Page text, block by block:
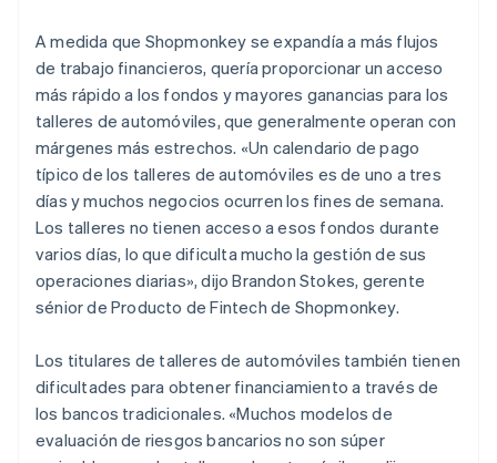
A medida que Shopmonkey se expandía a más flujos
de trabajo financieros, quería proporcionar un acceso
más rápido a los fondos y mayores ganancias para los
talleres de automóviles, que generalmente operan con
márgenes más estrechos. «Un calendario de pago
típico de los talleres de automóviles es de uno a tres
días y muchos negocios ocurren los fines de semana.
Los talleres no tienen acceso a esos fondos durante
varios días, lo que dificulta mucho la gestión de sus
operaciones diarias», dijo Brandon Stokes, gerente
sénior de Producto de Fintech de Shopmonkey.
Los titulares de talleres de automóviles también tienen
dificultades para obtener financiamiento a través de
los bancos tradicionales. «Muchos modelos de
evaluación de riesgos bancarios no son súper